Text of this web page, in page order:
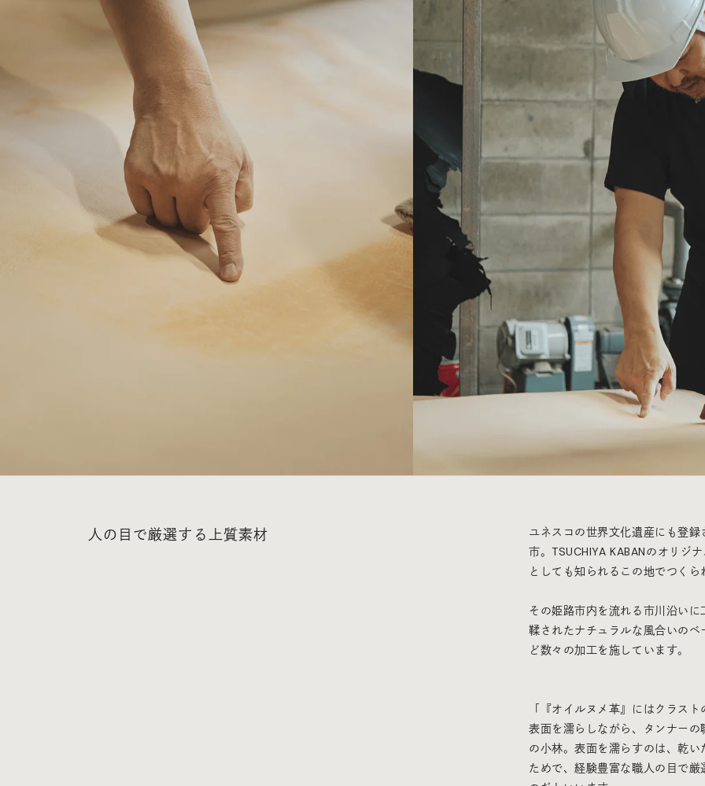
人の目で厳選する上質素材
ユネスコの世界文化遺産にも登
市。TSUCHIYA KABANのオリジ
としても知られるこの地でつく
その姫路市内を流れる市川沿いに
鞣されたナチュラルな風合いの
ど数々の加工を施しています。
「『オイルヌメ革』にはクラス
表面を濡らしながら、タンナー
の小林。表面を濡らすのは、乾
ためで、経験豊富な職人の目で